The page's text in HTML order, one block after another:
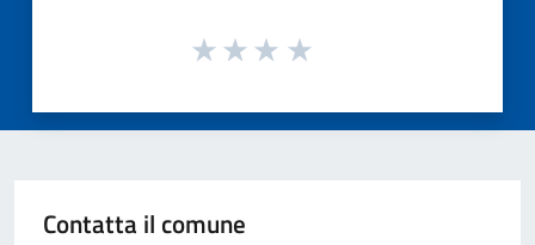
Contatta il comune